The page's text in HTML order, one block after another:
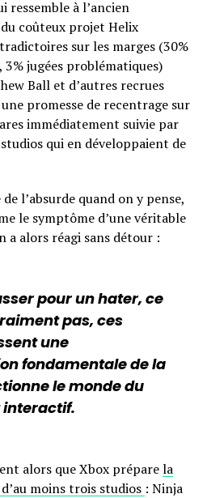
ressemble à l’ancien
coûteux projet Helix
sur les marges (30%
3% jugées problématiques)
Ball et d’autres recrues
promesse de recentrage sur
immédiatement suivie par
qui en développaient de
l’absurde quand on y pense,
le symptôme d’une véritable
a alors réagi sans détour :
pour un hater, ce
pas, ces
une
fondamentale de la
le monde du
alors que Xbox préparela
moins trois studios : Ninja